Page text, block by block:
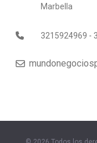
Marbella
3215924969 -